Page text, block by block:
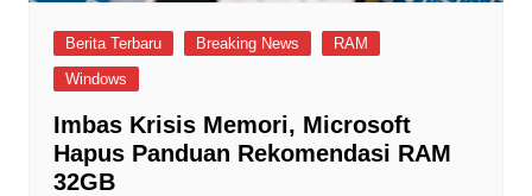
Berita Terbaru Breaking News
RAM
Windows
Imbas Krisis Memori, Microsoft
Hapus Panduan Rekomendasi RAM
32GB